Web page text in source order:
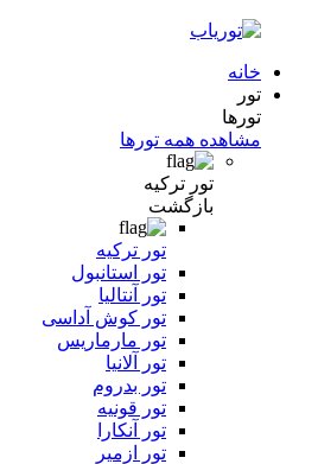
خانه
تور
تورها
مشاهده همه تورها
تور ترکیه
بازگشت
تور ترکیه
تور استانبول
تور آنتالیا
تور کوش آداسی
تور مارماریس
تور آلانیا
تور بدروم
تور قونیه
تور آنکارا
تور ازمیر